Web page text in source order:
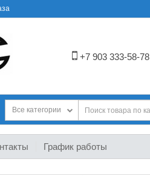
+7 903 333-58-78
Все категории
График работы